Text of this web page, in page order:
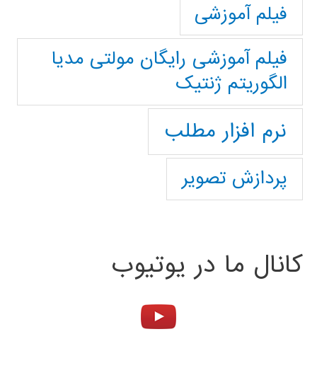
فیلم آموزشی
فیلم آموزشی رایگان مولتی مدیا
الگوریتم ژنتیک
نرم افزار مطلب
پردازش تصویر
کانال ما در یوتیوب